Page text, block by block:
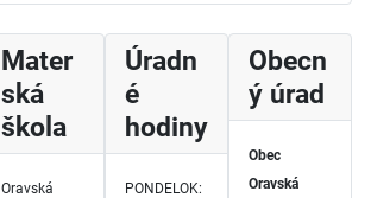
Mater
ská
škola
Oravská
Úradn
é
hodiny
PONDELOK:
Obecn
ý úrad
Obec
Oravská